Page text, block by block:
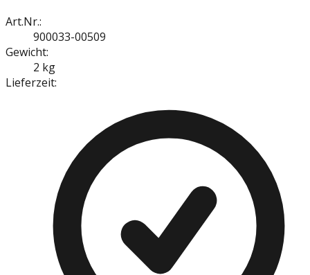
Art.Nr.:
900033-00509
Gewicht:
2 kg
Lieferzeit: